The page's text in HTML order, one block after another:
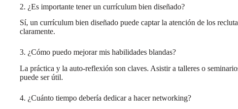
2. ¿Es importante tener un currículum bien diseñado?
Sí, un currículum bien diseñado puede captar la atención de los
claramente.
3. ¿Cómo puedo mejorar mis habilidades blandas?
La práctica y la auto-reflexión son claves. Asistir a talleres o
puede ser útil.
4. ¿Cuánto tiempo debería dedicar a hacer networking?